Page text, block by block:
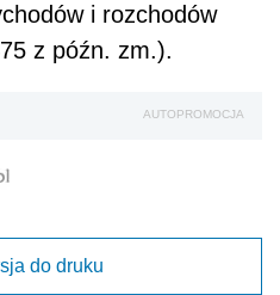
i rozchodów
z późn. zm.).
AUTOPROMOCJA
do druku